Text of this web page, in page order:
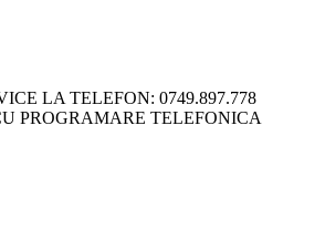
LA TELEFON: 0749.897.778
PROGRAMARE TELEFONICA